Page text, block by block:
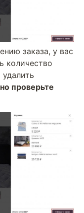
заказа, у вас
количество
проверьте